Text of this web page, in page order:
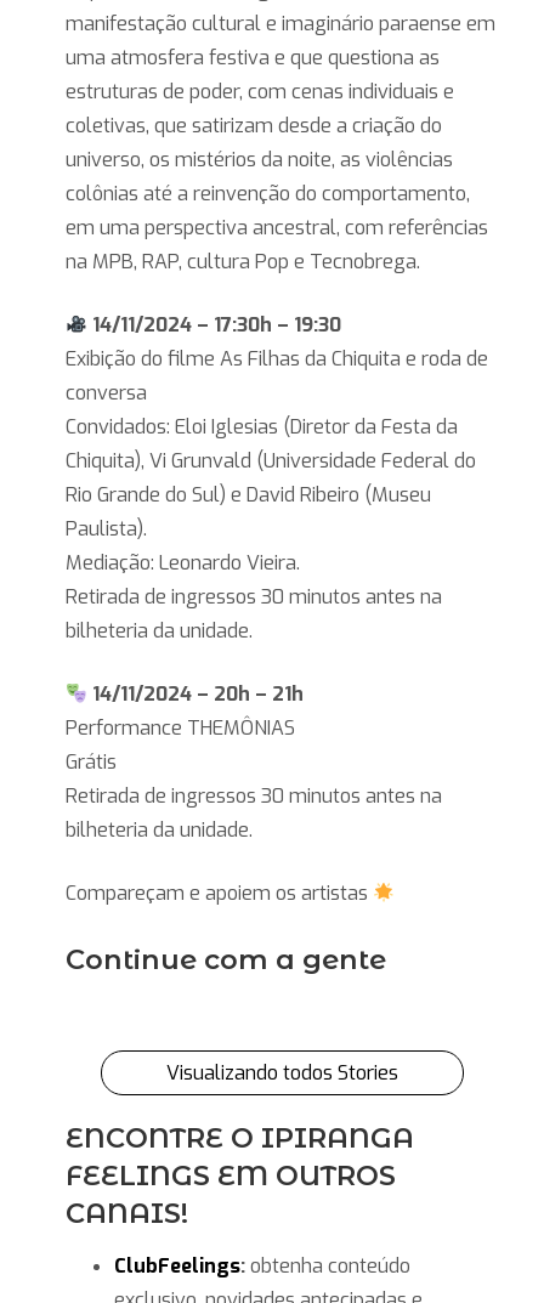
manifestação cultural e imaginário paraense em
uma atmosfera festiva e que questiona as
estruturas de poder, com cenas individuais e
coletivas, que satirizam desde a criação do
universo, os mistérios da noite, as violências
colônias até a reinvenção do comportamento,
em uma perspectiva ancestral, com referências
na MPB, RAP, cultura Pop e Tecnobrega.
14/11/2024 – 17:30h – 19:30
Exibição do filme As Filhas da Chiquita e roda de
conversa
Convidados: Eloi Iglesias (Diretor da Festa da
Chiquita), Vi Grunvald (Universidade Federal do
Rio Grande do Sul) e David Ribeiro (Museu
Paulista).
Mediação: Leonardo Vieira.
Retirada de ingressos 30 minutos antes na
bilheteria da unidade.
14/11/2024 – 20h – 21h
Performance THEMÔNIAS
Grátis
Retirada de ingressos 30 minutos antes na
bilheteria da unidade.
Compareçam e apoiem os artistas
Continue com a gente
8 motivos
Ipiranga
Conheça o
do
Ipiranga
Loja de
SP
Visualizando todos Stories
ENCONTRE O IPIRANGA
FEELINGS EM OUTROS
CANAIS!
ClubFeelings:obtenha conteúdo